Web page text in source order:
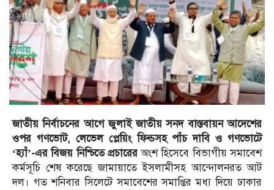
জাতীয় নির্বাচনের আগে জুলাই জাতীয় সনদ বাস্তবায়ন আদেশের
ওপর গণভোট, লেভেল প্লেয়িং ফিল্ডসহ পাঁচ দাবি ও গণভোটে
‘হ্যাঁ’-এর বিজয় নিশ্চিতে প্রচারেরঅংশ হিসেবে বিভাগীয় সমাবেশ
কর্মসূচি শেষ করেছে জামায়াতে ইসলামীসহ আন্দোলনরত আট
দল। গত শনিবার সিলেটে সমাবেশের সমাপ্তির মধ্য দিয়ে ঢাকার